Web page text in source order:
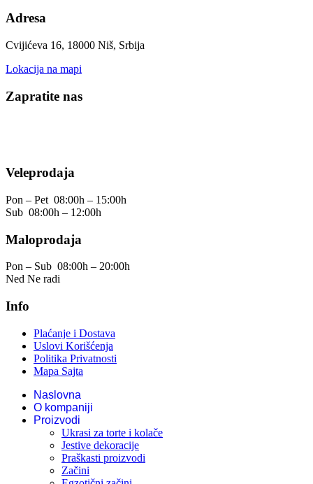
Adresa
Cvijićeva 16, 18000 Niš, Srbija
Lokacija na mapi
Zapratite nas
Veleprodaja
Pon – Pet 08:00h – 15:00h
Sub 08:00h – 12:00h
Maloprodaja
Pon – Sub 08:00h – 20:00h
Ned Ne radi
Info
Plaćanje i Dostava
Uslovi Korišćenja
Politika Privatnosti
Mapa Sajta
Naslovna
O kompaniji
Proizvodi
Ukrasi za torte i kolače
Jestive dekoracije
Praškasti proizvodi
Začini